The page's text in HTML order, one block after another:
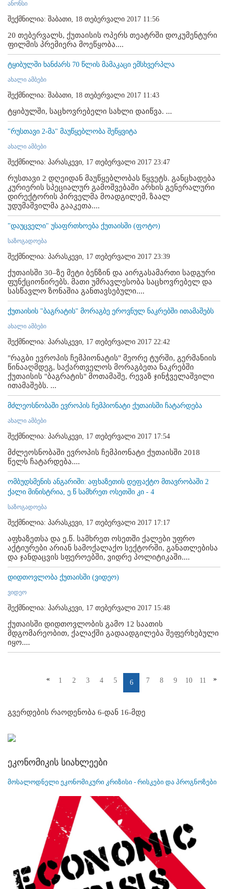
ანონსი
შექმნილია: შაბათი, 18 თებერვალი 2017 11:56
20 თებერვალს, ქუთაისის ოპერს თეატრში დოკუმენტური
ფილმის პრემიერა მოეწყობა....
ტყიბულში ხანძარს 70 წლის მამაკაცი ემსხვერპლა
ახალი ამბები
შექმნილია: შაბათი, 18 თებერვალი 2017 11:43
ტყიბულში, საცხოვრებელი სახლი დაიწვა. ...
"რუსთავი 2-მა" მაუწყებლობა შეწყვიტა
ახალი ამბები
შექმნილია: პარასკევი, 17 თებერვალი 2017 23:47
რუსთავი 2 დღეიდან მაუწყებლობას წყვეტს. განცხადება
კურიერის სპეციალურ გამოშვებაში არხის გენერალური
დირექტორის პირველმა მოადგილემ, ზაალ
უდუმაშვილმა გააკეთა....
"დაუცველი" უსაფრთხოება ქუთაისში (ფოტო)
საზოგადოება
შექმნილია: პარასკევი, 17 თებერვალი 2017 23:39
ქუთაისში 30–ზე მეტი ბენზინ და აირგასამართი სადგური
ფუნქციონირებს. მათი უმრავლესობა საცხოვრებელ და
სასწავლო ზონაშია განთავსებული....
ქუთაისის "ბაგრატის" მორაგბე ეროვნულ ნაკრებში ითამაშებს
ახალი ამბები
შექმნილია: პარასკევი, 17 თებერვალი 2017 22:42
"რაგბი ევროპის ჩემპიონატის" მეორე ტურში, გერმანიის
წინააღმდეგ, საქართველოს მორაგბეთა ნაკრებში
ქუთაისის "ბაგრატის" მოთამაშე, რევაზ ჯინჭველაშვილი
ითამაშებს. ...
მძლეოსნობაში ევროპის ჩემპიონატი ქუთაისში ჩატარდება
ახალი ამბები
შექმნილია: პარასკევი, 17 თებერვალი 2017 17:54
მძლეოსნობაში ევროპის ჩემპიონატი ქუთაისში 2018
წელს ჩატარდება....
ომბუდსმენის ანგარიში: აფხაზეთის დეფაქტო მთავრობაში 2
ქალი მინისტრია, ე.წ სამხრეთ ოსეთში კი - 4
საზოგადოება
შექმნილია: პარასკევი, 17 თებერვალი 2017 17:17
აფხაზეთსა და ე.წ. სამხრეთ ოსეთში ქალები უფრო
აქტიურები არიან სამოქალაქო სექტორში, განათლებისა
და ჯანდაცვის სფეროებში, ვიდრე პოლიტიკაში....
დიდთოვლობა ქუთაისში (ვიდეო)
ვიდეო
შექმნილია: პარასკევი, 17 თებერვალი 2017 15:48
ქუთაისში დიდთოვლობის გამო 12 საათის
მდგომარეობით, ქალაქში გადაადგილება შეფერხებული
იყო....
« 1 2 3 4 5 6 7 8 9 10 11 »
გვერდების რაოდენობა 6-დან 16-მდე
ეკონომიკის სიახლეები
მოსალოდნელი ეკონომიკური კრიზისი - რისკები და პროგნოზები